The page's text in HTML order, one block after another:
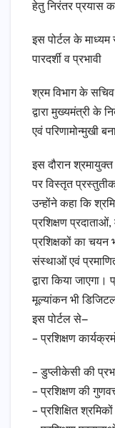
हेतु निरंतर प्रयास
इस पोर्टल के माध्यम
पारदर्शी व प्रभावी
श्रम विभाग के सचिव
द्वारा मुख्यमंत्री के
एवं परिणामोन्मुखी
इस दौरान श्रमायुक्त
पर विस्तृत
उन्होंने कहा कि
प्रशिक्षण
प्रशिक्षकों का
संस्थाओं एवं
द्वारा किया
मूल्यांकन भी
इस पोर्टल से—
– प्रशिक्षण
– डुप्लीकेसी की
– प्रशिक्षण की
– प्रशिक्षित